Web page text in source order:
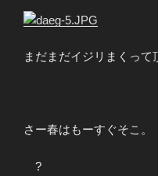
まだまだイジリまくって
さー春はもーすぐそこ。
?